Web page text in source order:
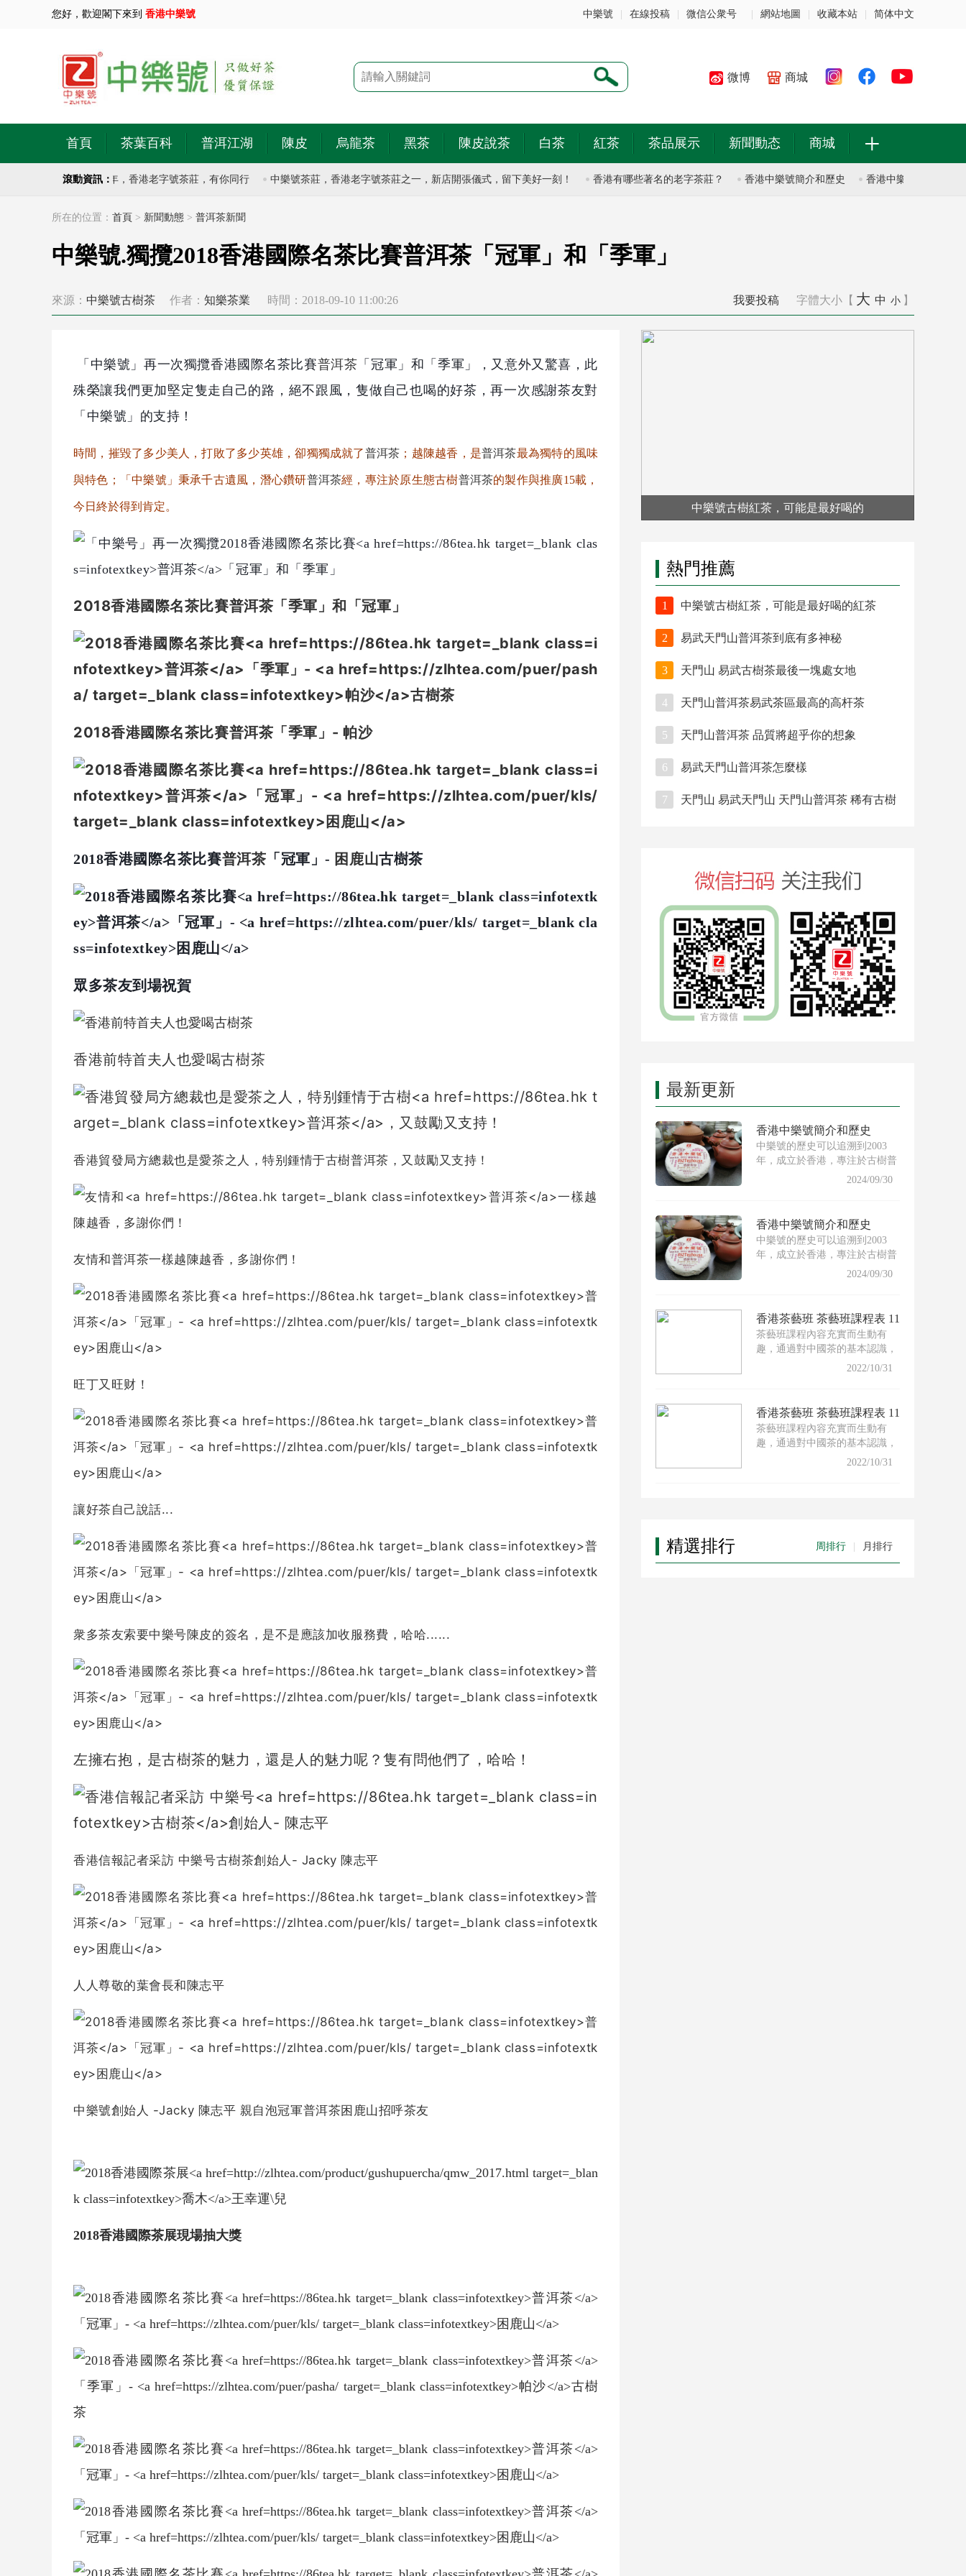
您好，歡迎閣下來到 香港中樂號 中樂號 在線投稿 微信公衆号 網站地圖 收藏本站 简体中文
微博 商城
首頁 茶葉百科 普洱江湖 陳皮 烏龍茶 黑茶 陳皮說茶 白茶 紅茶 茶品展示 新聞動态 商城 +
滾動資訊：
於古樹普洱茶20多年，香港老字號茶莊，有你同行 中樂號茶莊，香港老字號茶莊之一，新店開張儀式，留下美好一刻！ 香港有哪些著名的老字茶莊？ 香港中樂號簡介和歷史 香港中樂號簡介和歷史
所在的位置： 首頁 > 新聞動態 > 普洱茶新聞
中樂號.獨攬2018香港國際名茶比賽普洱茶「冠軍」和「季軍」
來源： 中樂號古樹茶 作者： 知樂茶業 時間：2018-09-10 11:00:26 我要投稿 字體大小【 大 中 小 】
「中樂號」再一次獨攬香港國際名茶比賽普洱茶 「冠軍」和「季軍」，又意外又驚喜，此
殊榮讓我們更加堅定隻走自己的路，絕不跟風，隻做自己也喝的好茶，再一次感謝茶友對
「中樂號」的支持！
時間，摧毀了多少美人，打敗了多少英雄，卻獨獨成就了普洱茶 ；越陳越香，是普洱茶最為獨特的風味
與特色；「中樂號」秉承千古遺風，潛心鑽研普洱茶經，專注於原生態古樹普洱茶的製作與推廣15載，
今日終於得到肯定。
2018香港國際名茶比賽普洱茶 「季軍」和 「冠軍」
2018香港國際名茶比賽普洱茶 「季軍」-帕沙
2018香港國際名茶比賽普洱茶 「冠軍」- 困鹿山古樹茶
眾多茶友到場祝賀
香港前特首夫人也愛喝古樹茶
香港貿發局方總裁也是愛茶之人，特别鍾情于古樹普洱茶 ，又鼓勵又支持！
友情和普洱茶一樣越陳越香，多謝你們！
旺丁又旺财！
讓好茶自己說話...
衆多茶友索要中樂号陳皮的簽名，是不是應該加收服務費，哈哈......
左擁右抱，是古樹茶的魅力，還是人的魅力呢？隻有問他們了，哈哈！
香港信報記者采訪 中樂号古樹茶創始人- Jacky 陳志平
人人尊敬的葉會長和陳志平
中樂號創始人 -Jacky 陳志平 親自泡冠軍普洱茶困鹿山招呼茶友
2018香港國際茶展現場抽大獎
中樂號古樹紅茶，可能是最好喝的
熱門推薦
1 中樂號古樹紅茶，可能是最好喝的紅茶
2 易武天門山普洱茶到底有多神秘
3 天門山 易武古樹茶最後一塊處女地
4 天門山普洱茶易武茶區最高的高杆茶
5 天門山普洱茶 品質將超乎你的想象
6 易武天門山普洱茶怎麼樣
7 天門山 易武天門山 天門山普洱茶 稀有古樹
最新更新
香港中樂號簡介和歷史
中樂號的歷史可以追溯到2003
年，成立於香港，專注於古樹普
洱茶的製作與推廣。創始人希
2024/09/30
香港中樂號簡介和歷史
中樂號的歷史可以追溯到2003
年，成立於香港，專注於古樹普
洱茶的製作與推廣。創始人希
2024/09/30
香港茶藝班 茶藝班課程表 11
月份
茶藝班課程內容充實而生動有
趣，通過對中國茶的基本認識，
配以適合的茶具及沖泡技巧，
2022/10/31
香港茶藝班 茶藝班課程表 11
月份
茶藝班課程內容充實而生動有
趣，通過對中國茶的基本認識，
配以適合的茶具及沖泡技巧，
2022/10/31
精選排行 周排行 月排行